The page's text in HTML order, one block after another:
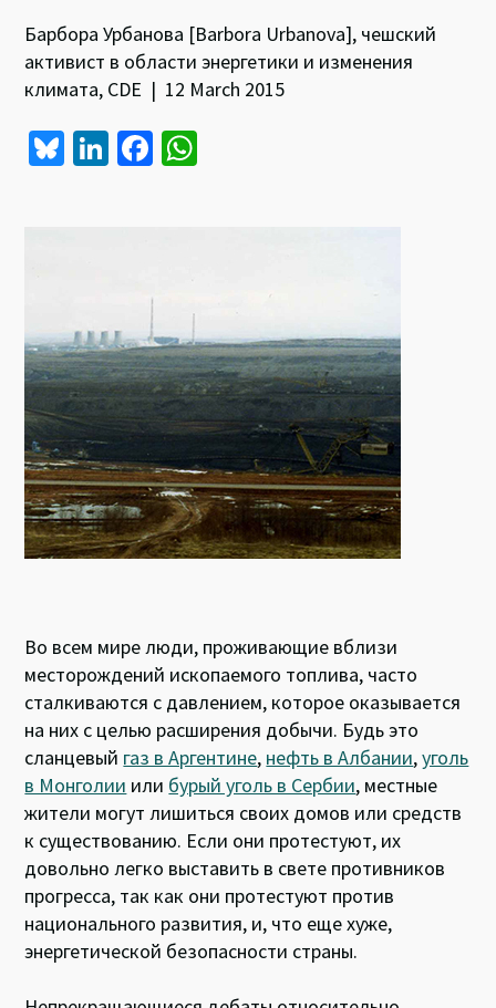
Барбора Урбанова [Barbora Urbanova], чешский
активист в области энергетики и изменения
климата, CDE | 12 March 2015
Bl Li Fa
k p
Во всем мире люди, проживающие вблизи
месторождений ископаемого топлива, часто
сталкиваются с давлением, которое оказывается
на них с целью расширения добычи. Будь это
сланцевый газ в Аргентине, нефть в Албании,уголь
в Монголии или бурый уголь в Сербии, местные
жители могут лишиться своих домов или средств
к существованию. Если они протестуют, их
довольно легко выставить в свете противников
прогресса, так как они протестуют против
национального развития, и, что еще хуже,
энергетической безопасности страны.